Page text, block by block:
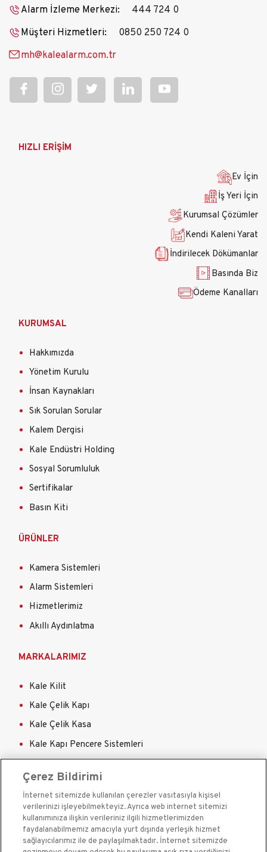
Alarm İzleme Merkezi:
444 724 0
Müşteri Hizmetleri:
0850 250 724 0
mh@kalealarm.com.tr
AnaHIZLI ERİŞİM
Ev İçin
İş Yeri İçin
Kurumsal Çözümler
Kendi Kaleni Yarat
İndirilecek Dökümanlar
Basında Biz
Ödeme Kanalları
KURUMSAL
Hakkımızda
Yönetim Kurulu
İnsan Kaynakları
Sık Sorulan Sorular
Kalem Dergisi
Kale Endüstri Holding
Sosyal Sorumluluk
Sertifikalar
Basın Kiti
ÜRÜNLER
Kamera Sistemleri
Alarm Sistemleri
Hizmetlerimiz
Akıllı Aydınlatma
MARKALARIMIZ
Kale Kilit
Kale Çelik Kapı
Kale Çelik Kasa
Kale Kapı Pencere Sistemleri
Kale Güvenlik Sistemleri A.Ş. bir Kale Endüstri Holding
Çerez Bildirimi
İnternet sitemizde kullanılan çerezler vasıtasıyla kişisel
verilerinizi işleyebilmekteyiz. Ayrıca web internet sitemizi
kullanımınıza ilişkin verileriniz ilgili hizmetlerimizden
faydalanabilmemiz amacıyla yurt dışında yerleşik hizmet
sağlayıcılarımız ile de paylaşılmaktadır. İnternet sitemizde